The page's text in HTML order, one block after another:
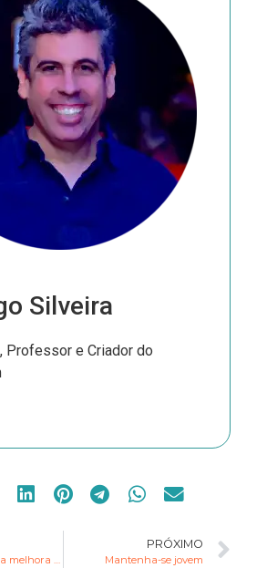
Silveira
Professor e Criador do
Para promover a melhora da visão
PRÓXIMO
Mantenha-se jovem